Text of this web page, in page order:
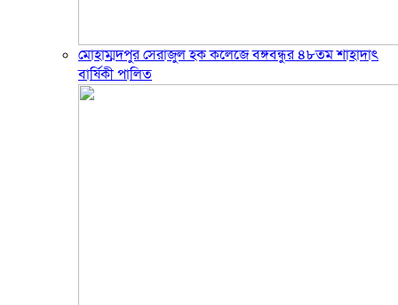
মোহাম্মদপুর সেরাজুল হক ক‌লে‌জে বঙ্গবন্ধুর ৪৮তম শাহাদাৎ
বা‌র্ষিকী পা‌লিত